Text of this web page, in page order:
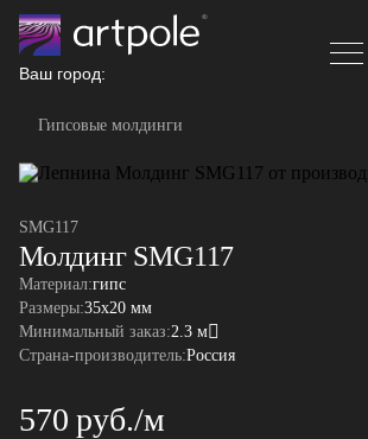
Ваш город:
Гипсовые молдинги
SMG117
Молдинг SMG117
Материал:гипс
Размеры:35x20 мм
Минимальный заказ:2.3 м
Страна-производитель:Россия
570 руб./м